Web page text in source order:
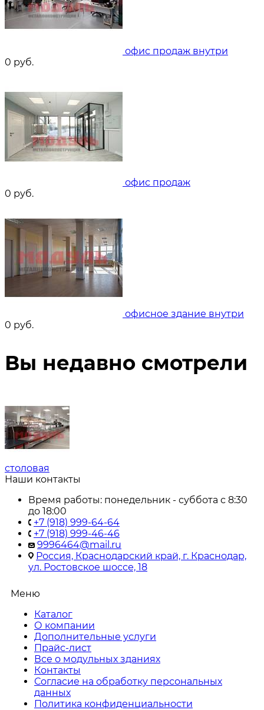
офис продаж внутри
0 руб.
офис продаж
0 руб.
офисное здание внутри
0 руб.
Вы недавно смотрели
столовая
Наши контакты
Время работы: понедельник - суббота с 8:30
до 18:00
+7 (918) 999-64-64
+7 (918) 999-46-46
9996464@mail.ru
Россия, Краснодарский край, г. Краснодар,
ул. Ростовское шоссе, 18
Меню
Каталог
О компании
Дополнительные услуги
Прайс-лист
Все о модульных зданиях
Контакты
Согласие на обработку персональных
данных
Политика конфиденциальности